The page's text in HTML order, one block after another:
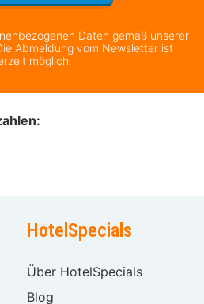
Daten gemäß unserer
Abmeldung vom Newsletter ist
möglich.
HotelSpecials
Über HotelSpecials
Blog